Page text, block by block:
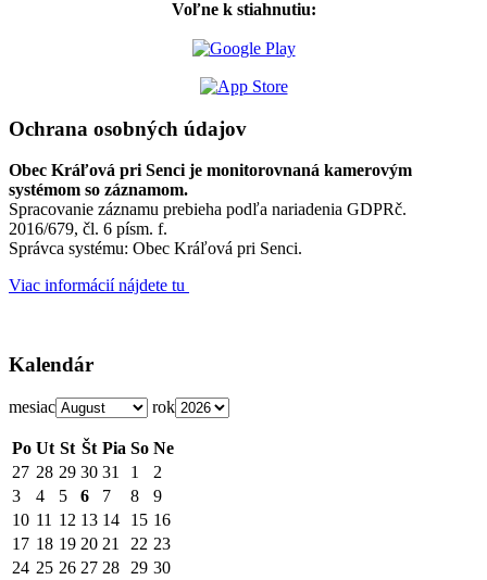
Voľne k stiahnutiu:
Ochrana osobných údajov
Obec Kráľová pri Senci je monitorovnaná kamerovým
systémom so záznamom.
Spracovanie záznamu prebieha podľa nariadenia GDPRč.
2016/679, čl. 6 písm. f.
Správca systému: Obec Kráľová pri Senci.
Viac informácií nájdete tu
Kalendár
mesiac rok
Po Ut St Št Pia So Ne
27 28 29 30 31 1
2
3
4 5 6 7 8
9
10 11 12 13 14 15 16
17 18 19 20 21 22 23
24 25 26 27 28 29 30